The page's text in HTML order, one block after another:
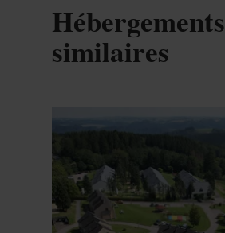
Hébergements
similaires